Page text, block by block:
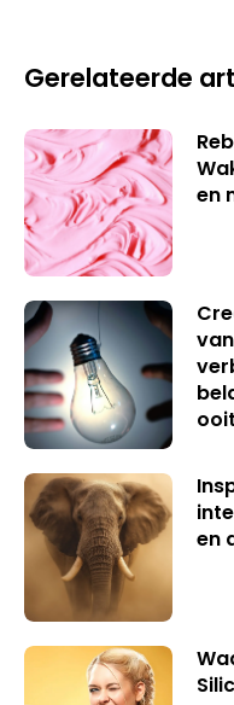
Gerelateerde
en
ooit
en